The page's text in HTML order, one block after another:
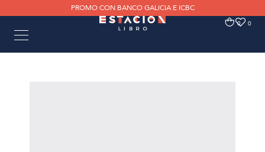
PROMO CON BANCO GALICIA E ICBC
0 0